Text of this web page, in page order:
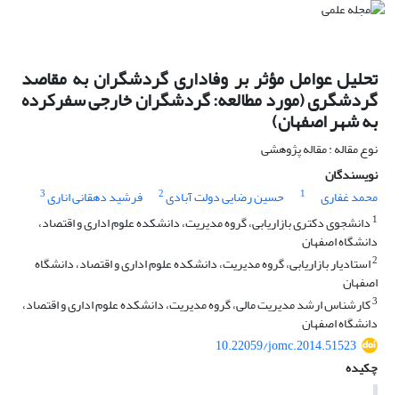
تحلیل عوامل مؤثر بر وفاداری گردشگران به مقاصد
گردشگری (مورد مطالعه: گردشگران خارجی سفرکرده
به شهر اصفهان)
نوع مقاله : مقاله پژوهشی
نویسندگان
محمد غفاری
1 حسین رضایی دولت آبادی2 فرشید دهقانی اناری3
1 دانشجوی دکتری بازاریابی، گروه مدیریت، دانشکده علوم اداری و اقتصاد،
دانشگاه اصفهان
2استادیار بازاریابی، گروه مدیریت، دانشکده علوم اداری و اقتصاد، دانشگاه
اصفهان
3کارشناس ارشد مدیریت مالی، گروه مدیریت، دانشکده علوم اداری و اقتصاد،
دانشگاه اصفهان
10.22059/jomc.2014.51523
چکیده